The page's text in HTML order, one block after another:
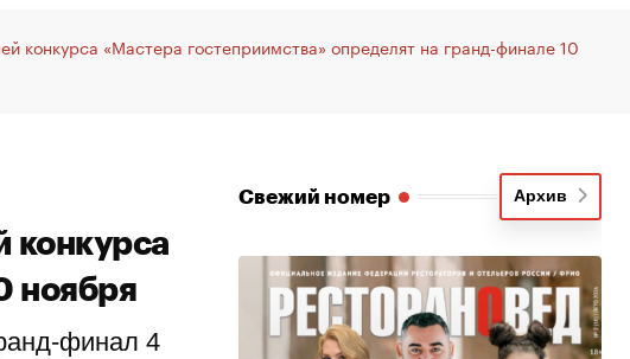
конкурса «Мастера гостеприимства» определят на гранд-финале 10
конкурса
ноября
финал 4
Свежий номер Архив